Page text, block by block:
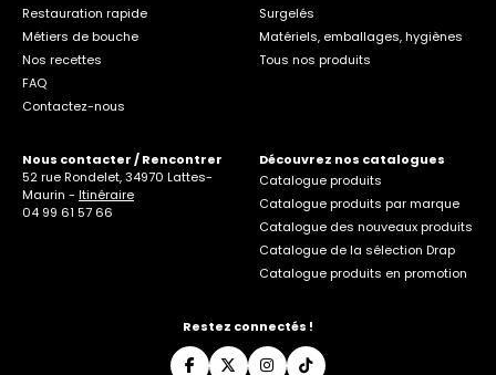
Restauration rapide
Métiers de bouche
Nos recettes
FAQ
Contactez-nous
Surgelés
Matériels, emballages, hygiènes
Tous nos produits
Nous contacter / Rencontrer
52 rue Rondelet, 34970 Lattes-
Maurin - Itinéraire
04 99 61 57 66
Découvrez nos catalogues
Catalogue produits
Catalogue produits par marque
Catalogue des nouveaux produits
Catalogue de la sélection Drap
Catalogue produits en promotion
Restez connectés !